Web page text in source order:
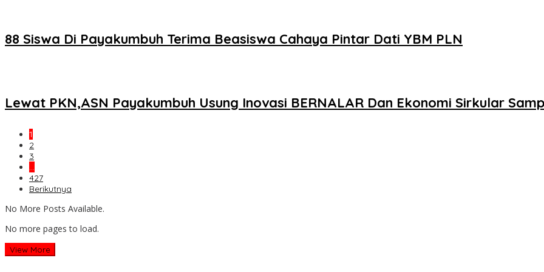
88 Siswa Di Payakumbuh Terima Beasiswa Cahaya Pintar Dati YBM PLN
Lewat PKN,ASN Payakumbuh Usung Inovasi BERNALAR Dan Ekonomi Sirkular
1
2
3
…
427
Berikutnya
No More Posts Available.
No more pages to load.
View More